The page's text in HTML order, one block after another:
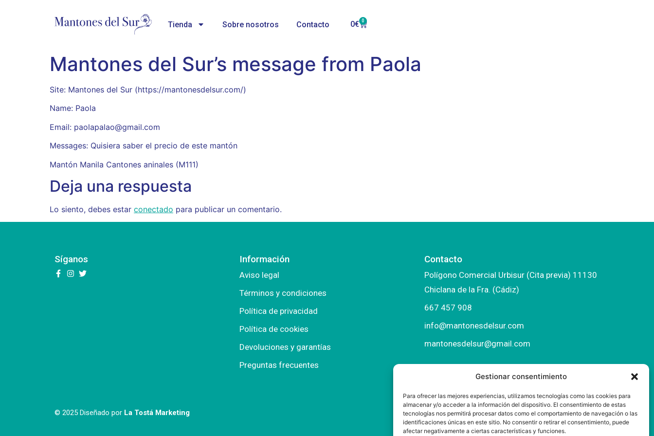
Gestionar consentimiento
Para ofrecer las mejores experiencias, utilizamos tecnologías como las cookies para
almacenar y/o acceder a la información del dispositivo. El consentimiento de estas
tecnologías nos permitirá procesar datos como el comportamiento de navegación o las
identificaciones únicas en este sitio. No consentir o retirar el consentimiento, puede
afectar negativamente a ciertas características y funciones.
Tienda Sobre nosotros Contacto 0€ 0
Mantones del Sur’s message from Paola
Site: Mantones del Sur (https://mantonesdelsur.com/)
Name: Paola
Email: paolapalao@gmail.com
Messages: Quisiera saber el precio de este mantón
Mantón Manila Cantones aninales (M111)
Deja una respuesta
Lo siento, debes estar conectado para publicar un comentario.
Síganos Información
Aviso legal
Términos y condiciones
Política de privacidad
Política de cookies
Devoluciones y garantías
Preguntas frecuentes
Contacto
Polígono Comercial Urbisur (Cita previa) 11130
Chiclana de la Fra. (Cádiz)
667 457 908
info@mantonesdelsur.com
mantonesdelsur@gmail.com
© 2025 Diseñado por La Tostá Marketing